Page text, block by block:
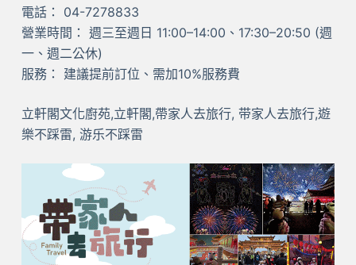
電話： 04-7278833
營業時間： 週三至週日 11:00–14:00、17:30–20:50 (週
一、週二公休)
服務： 建議提前訂位、需加10%服務費
立軒閣文化廚苑,立軒閣,帶家人去旅行, 带家人去旅行,遊
樂不踩雷, 游乐不踩雷